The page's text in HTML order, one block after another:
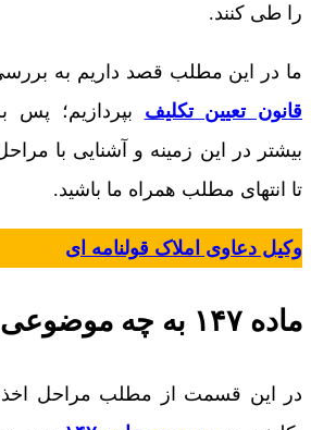
را طی کنند.
ما در این مطلب قصد داریم به
قانون تعیین تکلیف بپردازیم؛
بیشتر در این زمینه و آشنایی با
تا انتهای مطلب همراه ما باشید.
وکیل دعاوی املاک قولنامه ای
ماده ۱۴۷ به چه موضوعی می پردازد؟
در این قسمت از مطلب مراحل اخذ